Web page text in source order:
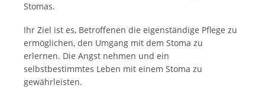
Stomas.
Ihr Ziel ist es, Betroffenen die eigenständige Pflege zu
ermöglichen, den Umgang mit dem Stoma zu
erlernen. Die Angst nehmen und ein
selbstbestimmtes Leben mit einem Stoma zu
gewährleisten.